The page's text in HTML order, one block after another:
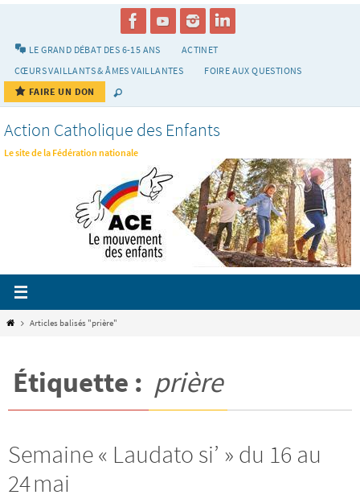
LE GRAND DÉBAT DES 6-15 ANS
ACTINET
CŒURS VAILLANTS & ÂMES VAILLANTES
FOIRE AUX QUESTIONS
FAIRE UN DON
Action Catholique des Enfants
Le site de la Fédération nationale
HomeArticles balisés "prière"
Étiquette : prière
Semaine « Laudato si’ » du 16 au
24 mai